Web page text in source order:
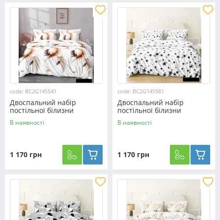
code: BC2G145541
Двоспальний набір
постільної білизни
180*220 із Бязі "Gold" з
простирадлом на резинці
В наявності
1 170 грн
code: BC2G145581
Двоспальний набір
постільної білизни
180*220 із Бязі "Gold" з
простирадлом на резинці
В наявності
1 170 грн